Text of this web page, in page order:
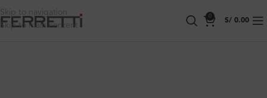
Skip to navigation
Skip to main content
0
S/ 0.00